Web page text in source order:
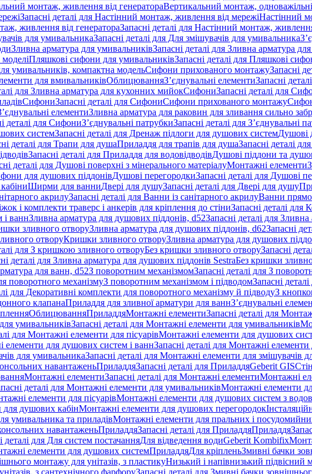
монтаж, живлення від генератораВертикальний монтаж, одноважільні
Запасні деталі для Настінний монтаж, живлення від мережіНастінний
живлення від генератораЗапасні деталі для Настінний монтаж,
для умивальникаЗапасні деталі для Для змішувачів для умивальника
Зливна арматура для умивальниківЗапасні деталі для Зливна арматура
Пляшкові сифони для умивальниківЗапасні деталі для Пляшкові
умивальників, компактна модельСифони прихованого монтажуЗапасні
для вмивальниківОблицюванняЗ’єднувальні елементиЗапасні
для Зливна арматура для кухонних мийокСифониЗапасні деталі для
СифониЗапасні деталі для СифониСифони прихованого монтажу
елементиЗливна арматура для раковин для зливання сильно
деталі для СифониЗ’єднувальні патрубкиЗапасні деталі для З’єднувальні
системЗапасні деталі для Дренаж підлоги для душових системДушові
деталі для Трапи для душаПриладдя для трапів для душаЗапасні деталі
Запасні деталі для Приладдя для водовідводівДушові піддони та
деталі для Душові поверхні з мінерального матеріалуМонтажні елементи
для душових піддонівДушові перегородкиЗапасні деталі для Душові
Ширми для ванниДвері для душуЗапасні деталі для Двері для душу
акрилуЗапасні деталі для Ванни із санітарного акрилуВанни
і комплекти траверс і анкерів для кріплення до стіниЗапасні деталі для
і ваннЗливна арматура для душових піддонів, d52Запасні деталі для
зливного отворуЗливна арматура для душових піддонів, d62Запасні
отворуКришки зливного отворуЗливна арматура для душових
для З кришкою зливного отворуБез кришки зливного отворуЗапасні
деталі для Зливна арматура для душових піддонів SestraБез кришки
для ванн, d52З поворотним механізмомЗапасні деталі для З
поворотного механізмуЗ поворотним механізмом і підводомЗапасні
для Декоративні комплекти для поворотного механізму й підводуЗ
клапанаПриладдя для зливної арматури для ваннЗ’єднувальні
ОблицюванняПриладдяМонтажні елементиЗапасні деталі для
умивальниківЗапасні деталі для Монтажні елементи для умивальників
для Монтажні елементи для пісуарівМонтажні елементи для душових
елементи для душових систем і ваннЗапасні деталі для Монтажні
для умивальникаЗапасні деталі для Монтажні елементи для змішувачів
навантаженьПриладдяЗапасні деталі для ПриладдяGeberit GIS
Монтажні елементиЗапасні деталі для Монтажні елементиМонтажні
деталі для Монтажні елементи для умивальниківМонтажні елементи
елементи для пісуарівМонтажні елементи для душових систем з
душових кабінМонтажні елементи для душових перегородок
умивальника та приладівМонтажні елементи для пральних і
навантаженьПриладдяЗапасні деталі для ПриладдяПриладдя
деталі для Для систем постачанняДля відведення водиGeberit Kombifix
елементи для душових системПриладдяДля кріпленьЗмивні бачки
монтажу для унітазів, з пластикуНизький і напівнизький підвісний
з сантехнічного фарфоруЗапасні деталі для Змивні бачки